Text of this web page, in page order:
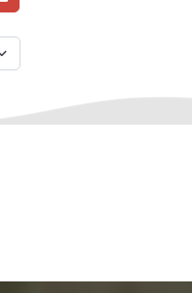
Abrir el calendario